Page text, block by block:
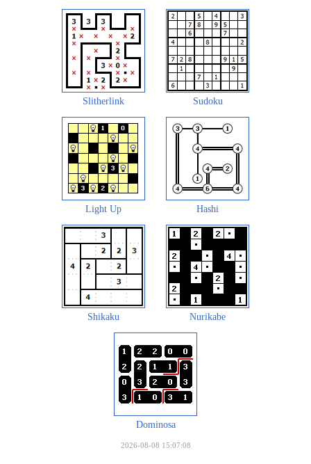
Slitherlink Sudoku
Light Up Hashi
Shikaku Nurikabe
Dominosa
2026-08-08 15:07:08